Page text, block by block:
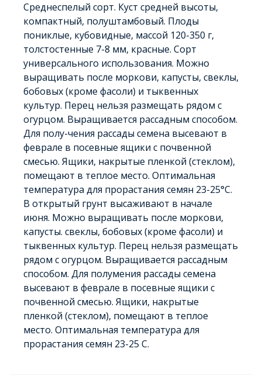
Среднеспелый сорт. Куст средней высоты,
компактный, полуштамбовый. Плоды
пониклые, кубовидные, массой 120-350 г,
толстостенные 7-8 мм, красные. Сорт
универсального использования. Можно
выращивать после моркови, капусты, свеклы,
бобовых (кроме фасоли) и тыквенных
культур. Перец нельзя размещать рядом с
огурцом. Выращивается рассадным способом.
Для полу-чения рассады семена высевают в
феврале в посевные ящики с почвенной
смесью. Ящики, накрытые пленкой (стеклом),
помещают в теплое место. Оптимальная
температура для прорастания семян 23-25°С.
В открытый грунт высаживают в начале
июня. Можно выращивать после моркови,
капусты. свеклы, бобовых (кроме фасоли) и
тыквенных культур. Перец нельзя размещать
рядом с огурцом. Выращивается рассадным
способом. Для полумения рассады семена
высевают в феврале в посевные ящики с
почвенной смесью. Ящики, накрытые
пленкой (стеклом), помещают в теплое
место. Оптимальная температура для
прорастания семян 23-25 С.